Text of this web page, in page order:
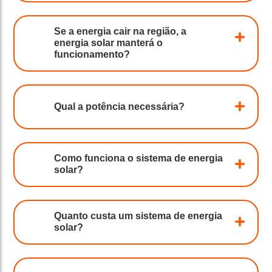
Se a energia cair na região, a
energia solar manterá o
funcionamento?
Qual a potência necessária?
Como funciona o sistema de energia
solar?
Quanto custa um sistema de energia
solar?